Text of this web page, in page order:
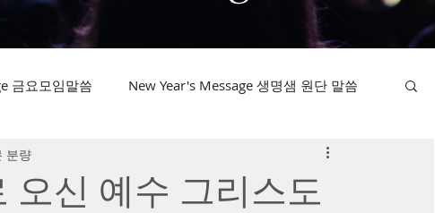
금요모임말씀 New Year's Message 생명샘 원단 말씀
오신 예수 그리스도
분량